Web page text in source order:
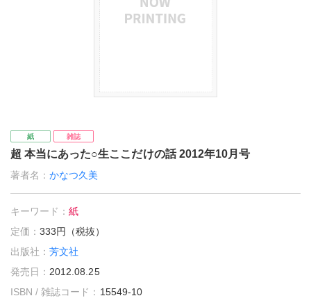
紙 雑誌
超 本当にあった○生ここだけの話 2012年10月号
著者名：かなつ久美
キーワード：紙
定価：333円（税抜）
出版社：芳文社
発売日： 2012.08.25
ISBN / 雑誌コード： 15549-10